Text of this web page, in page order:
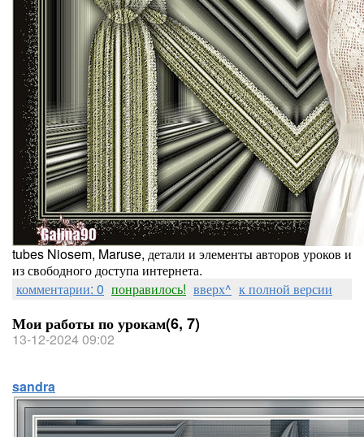
tubes Niosem, Maruse, детали и элементы авторов уроков и
из свободного доступа интернета.
комментарии: 0 понравилось! вверх^ к полной версии
Мои работы по урокам(6, 7)
13-12-2024 09:02
sandra